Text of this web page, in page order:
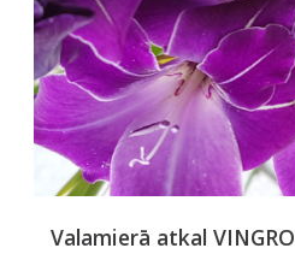
Valamierā atkal VINGRO